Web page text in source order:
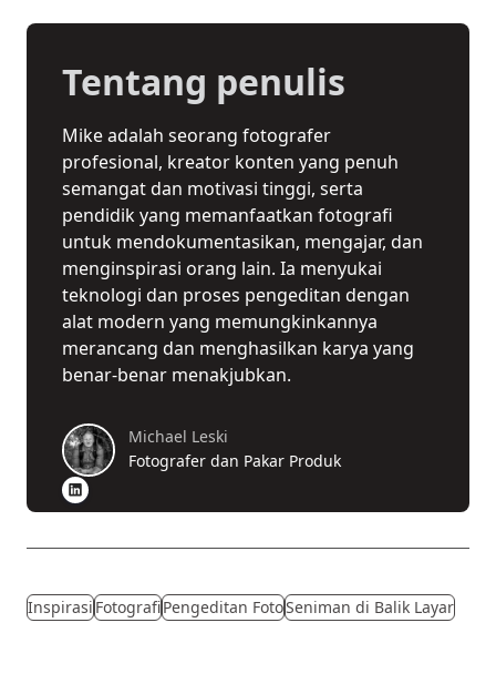
Tentang penulis
Mike adalah seorang fotografer
profesional, kreator konten yang penuh
semangat dan motivasi tinggi, serta
pendidik yang memanfaatkan fotografi
untuk mendokumentasikan, mengajar, dan
menginspirasi orang lain. Ia menyukai
teknologi dan proses pengeditan dengan
alat modern yang memungkinkannya
merancang dan menghasilkan karya yang
benar-benar menakjubkan.
Michael Leski
Fotografer dan Pakar Produk
InspirasiFotografiPengeditan FotoSeniman di Balik Layar